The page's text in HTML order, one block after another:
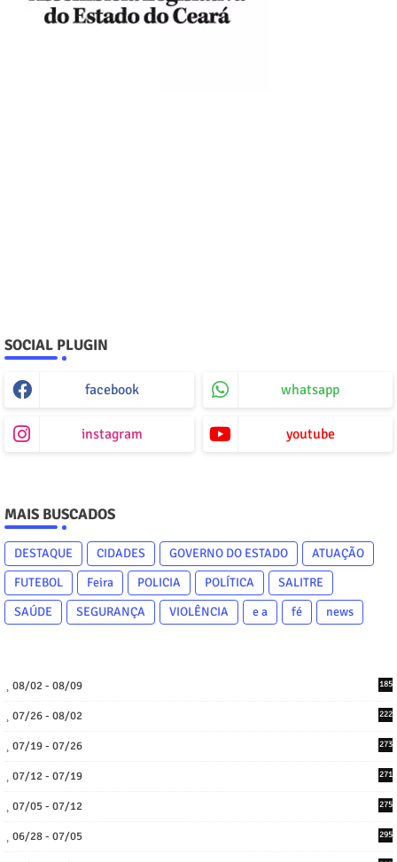
SOCIAL PLUGIN
facebook whatsapp
instagram youtube
MAIS BUSCADOS
DESTAQUE CIDADES GOVERNO DO ESTADO
ATUAÇÃO
FUTEBOL
Feira POLICIA POLÍTICA
SALITRE
SAÚDE
SEGURANÇA VIOLÊNCIA e a fé news
08/02 - 08/09 185
07/26 - 08/02 222
07/19 - 07/26 273
07/12 - 07/19 271
07/05 - 07/12 275
06/28 - 07/05 295